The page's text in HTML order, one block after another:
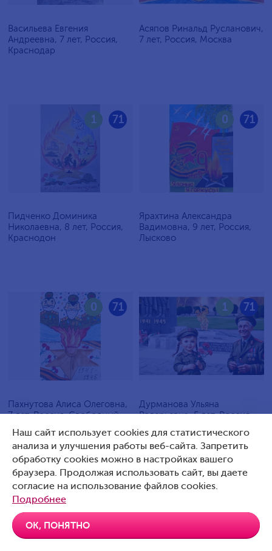
Васильева Евгения
Андреевна, 7 лет, Россия,
Краснодар
Асяпов Ринальд Русланович,
7 лет, Россия, Москва
71
1
Пидченко Доминика
Николаевна, 8 лет, Россия,
Краснодон
71
0
Ярахтина Александра
Вадимовна, 9 лет, Россия,
Лысково
71
0
Пахнутова Алиса Олеговна,
7 лет, Россия, Свободный
71
1
Дурманова Ульяна
Валерьевна, 5 лет, Россия,
Наш сайт использует cookies для статистического
анализа и улучшения работы веб-сайта. Запретить
обработку cookies можно в настройках вашего
браузера. Продолжая использовать сайт, вы даете
согласие на использование файлов cookies.
Подробнее
ОК, ПОНЯТНО